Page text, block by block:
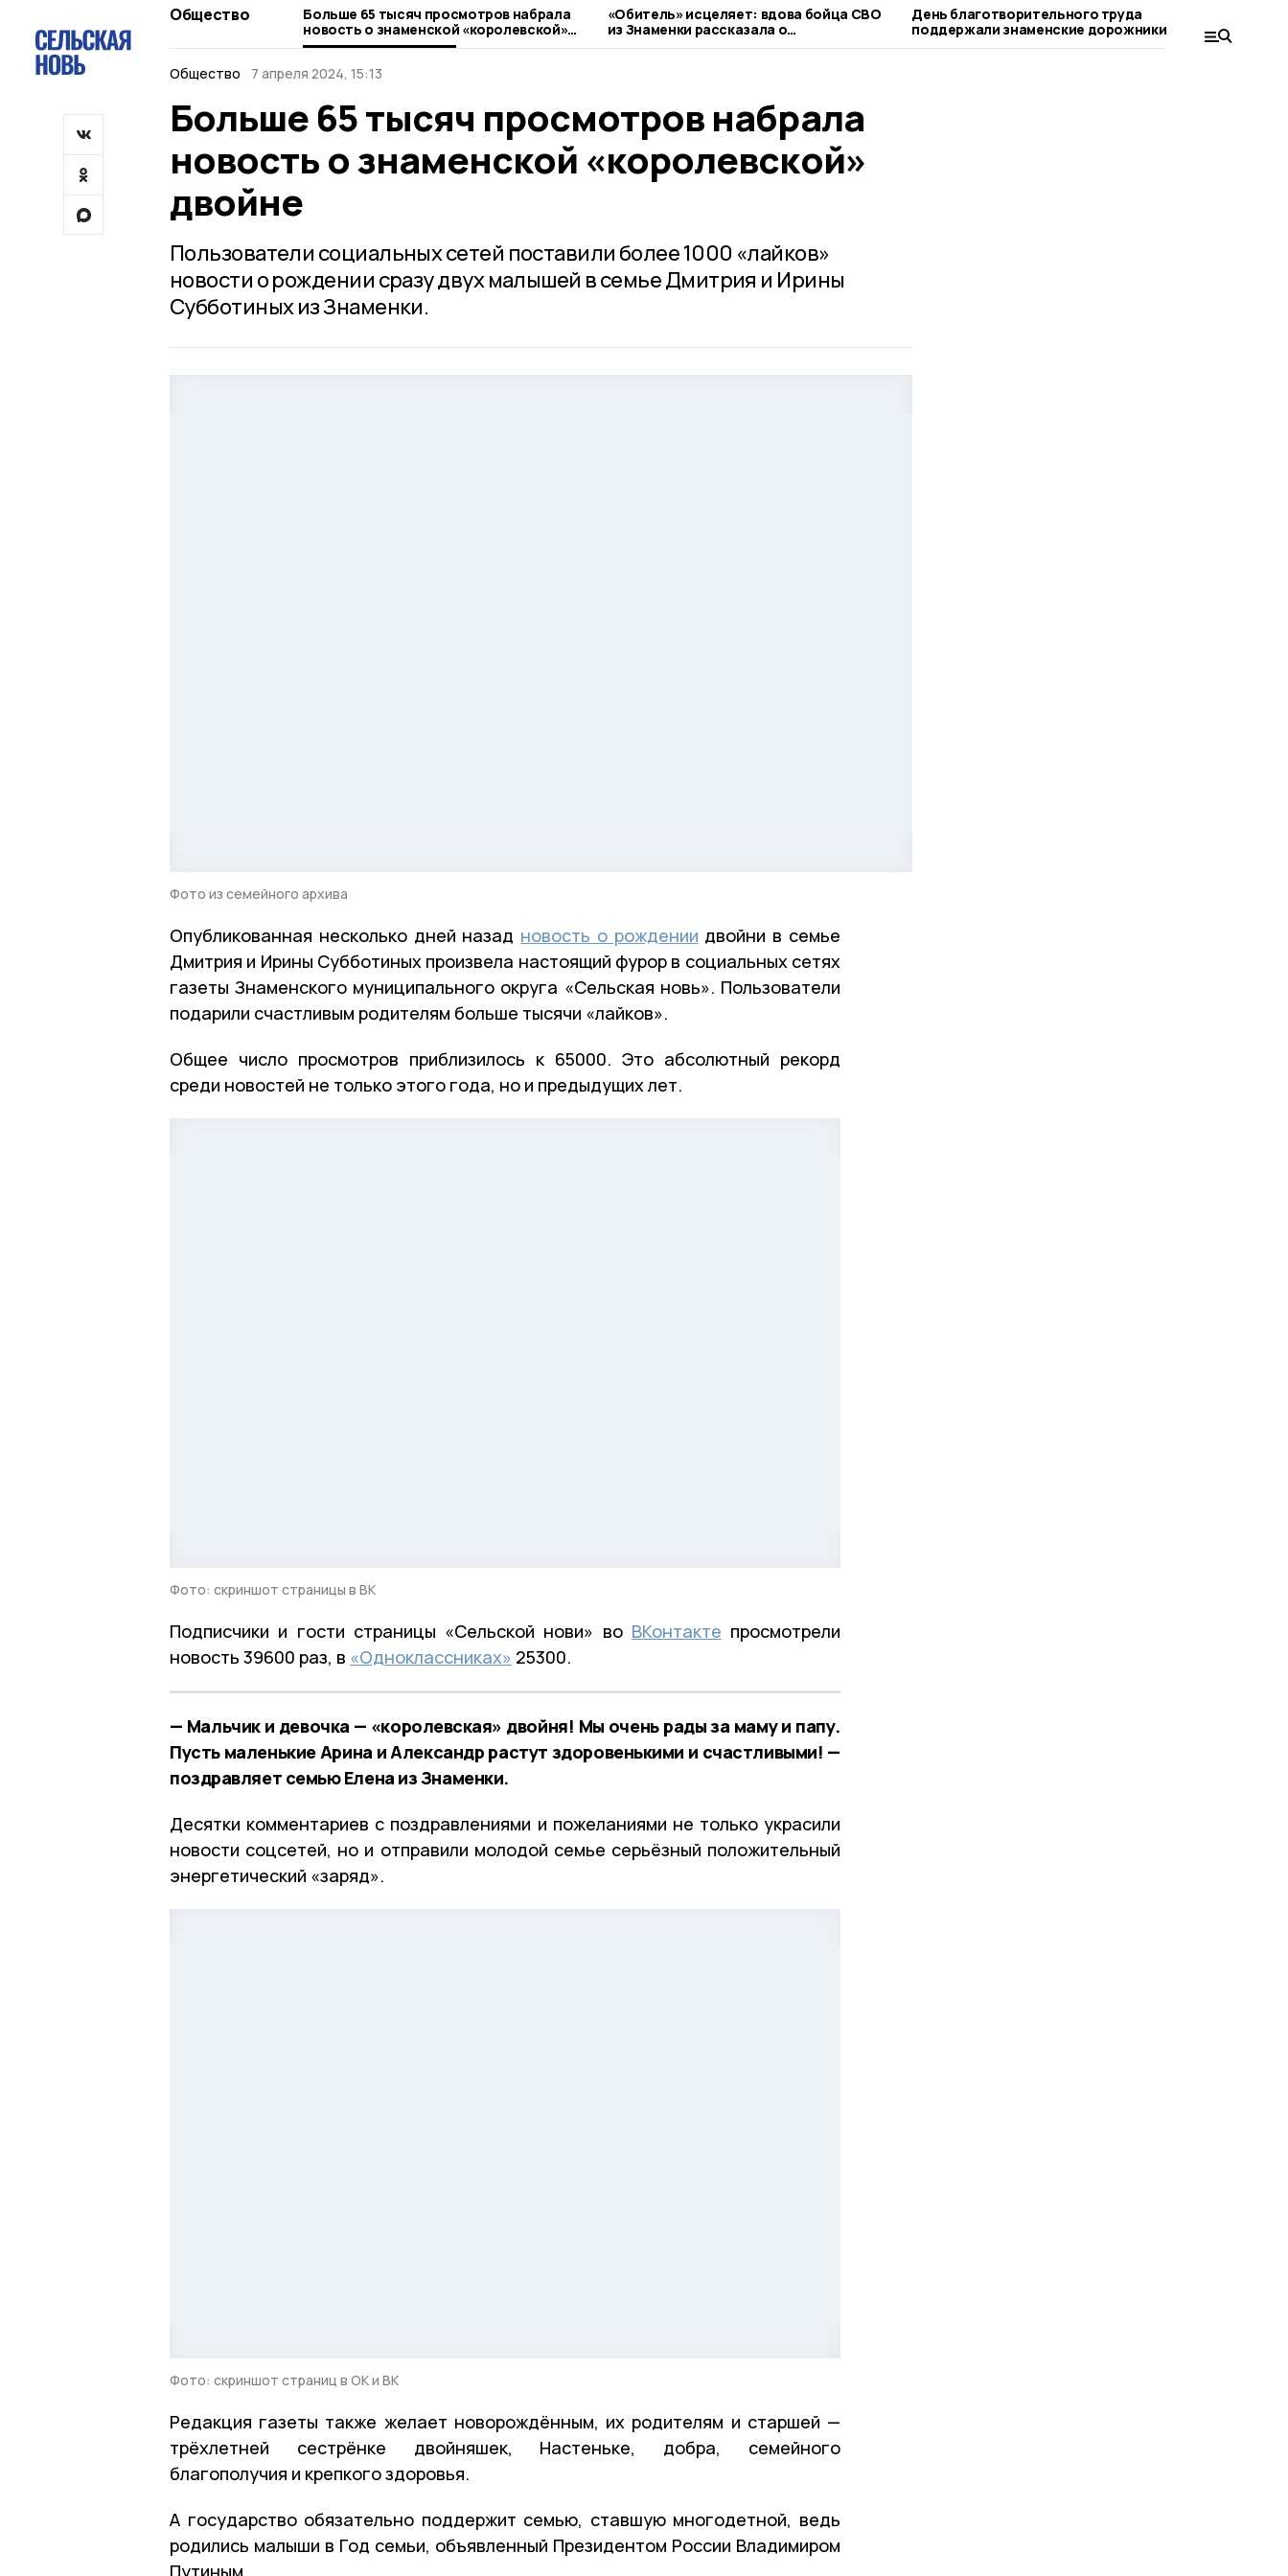
Общество
Больше 65 тысяч просмотров набрала
новость о знаменской «королевской»
двойне
«Обитель» исцеляет: вдова бойца СВО
из Знаменки рассказала о
паломническом центре
День благотворительного труда
поддержали знаменские дорожники
лагерь
родители
Общество
7 апреля 2024, 15:13
Больше 65 тысяч просмотров набрала
новость о знаменской «королевской»
двойне
Пользователи социальных сетей поставили более 1000 «лайков»
новости о рождении сразу двух малышей в семье Дмитрия и Ирины
Субботиных из Знаменки.
Фото из семейного архива
Опубликованная несколько дней назад новость о рождении двойни в семье
Дмитрия и Ирины Субботиных произвела настоящий фурор в социальных сетях
газеты Знаменского муниципального округа «Сельская новь». Пользователи
подарили счастливым родителям больше тысячи «лайков».
Общее число просмотров приблизилось к 65000. Это абсолютный рекорд
среди новостей не только этого года, но и предыдущих лет.
Фото: скриншот страницы в ВК
Подписчики и гости страницы «Сельской нови» во ВКонтакте просмотрели
новость 39600 раз, в «Одноклассниках» 25300.
— Мальчик и девочка — «королевская» двойня! Мы очень рады за маму и папу.
Пусть маленькие Арина и Александр растут здоровенькими и счастливыми! —
поздравляет семью Елена из Знаменки.
Десятки комментариев с поздравлениями и пожеланиями не только украсили
новости соцсетей, но и отправили молодой семье серьёзный положительный
энергетический «заряд».
Фото: скриншот страниц в ОК и ВК
Редакция газеты также желает новорождённым, их родителям и старшей —
трёхлетней сестрёнке двойняшек, Настеньке, добра, семейного
благополучия и крепкого здоровья.
А государство обязательно поддержит семью, ставшую многодетной, ведь
родились малыши в Год семьи, объявленный Президентом России Владимиром
Путиным.